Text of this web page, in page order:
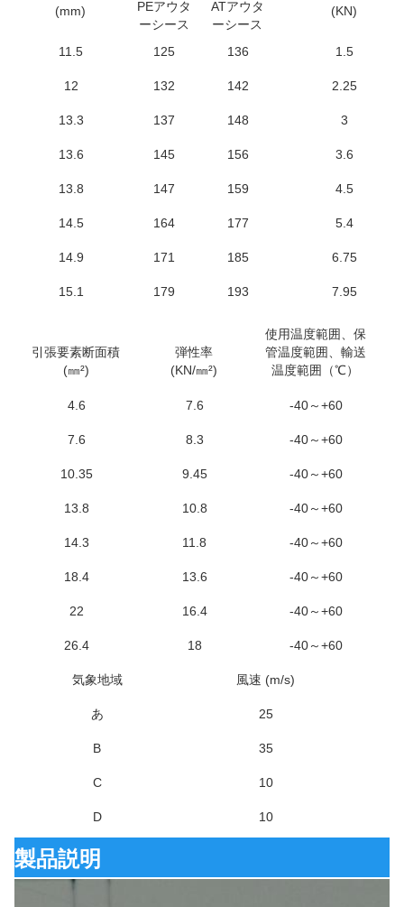
(mm) (KN)
PEアウタ
ーシース
ATアウタ
ーシース
11.5
125 136 1.5
12 132 142 2.25
13.3 137 148 3
13.6 145 156 3.6
13.8 147 159 4.5
14.5 164 177 5.4
14.9 171 185 6.75
15.1 179 193 7.95
引張要素断面積
(㎜²)
弾性率
(KN/㎜²)
使用温度範囲、保
管温度範囲、輸送
温度範囲（℃）
4.6 7.6 -40～+60
7.6 8.3 -40～+60
10.35 9.45 -40～+60
13.8 10.8 -40～+60
14.3 11.8 -40～+60
18.4 13.6 -40～+60
22 16.4 -40～+60
26.4 18 -40～+60
気象地域 風速 (m/s)
あ 25
B 35
C 10
D 10
製品説明